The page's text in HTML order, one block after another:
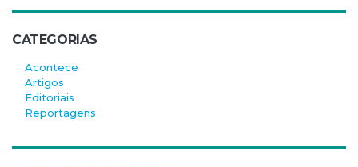
CATEGORIAS
Acontece
Artigos
Editoriais
Reportagens